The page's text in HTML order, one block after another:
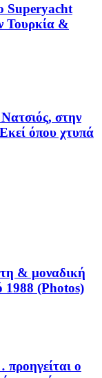
Superyacht
Τουρκία &
στην
όπου χτυπά
& μοναδική
1988 (Photos)
ο